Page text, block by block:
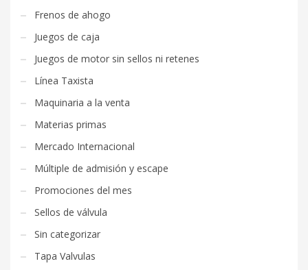
Frenos de ahogo
Juegos de caja
Juegos de motor sin sellos ni retenes
Línea Taxista
Maquinaria a la venta
Materias primas
Mercado Internacional
Múltiple de admisión y escape
Promociones del mes
Sellos de válvula
Sin categorizar
Tapa Valvulas